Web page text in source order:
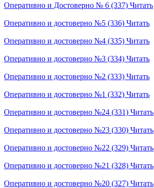
Оперативно и Достоверно № 6 (337) Читать
Оперативно и достоверно №5 (336) Читать
Оперативно и достоверно №4 (335) Читать
Оперативно и достоверно №3 (334) Читать
Оперативно и достоверно №2 (333) Читать
Оперативно и достоверно №1 (332) Читать
Оперативно и достоверно №24 (331) Читать
Оперативно и достоверно №23 (330) Читать
Оперативно и достоверно №22 (329) Читать
Оперативно и достоверно №21 (328) Читать
Оперативно и достоверно №20 (327) Читать